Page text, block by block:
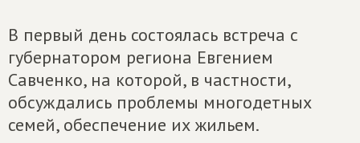
В первый день состоялась встреча с
губернатором региона Евгением
Савченко, на которой, в частности,
обсуждались проблемы многодетных
семей, обеспечение их жильем.